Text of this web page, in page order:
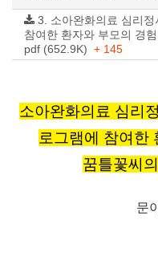
3. 소아완화의료 심리
참여한 환자와 부모의 경
pdf (652.9K) + 145
소아완화의료 심리
로그램에 참여한
꿈틀꽃씨
문